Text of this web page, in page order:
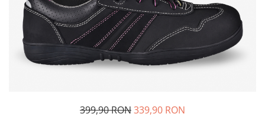
Dosare, folii protectie si mape
Accesorii diverse pentru birou
Etichetare si ambalare
Arhivare si depozitare
399,90 RON339,90 RON